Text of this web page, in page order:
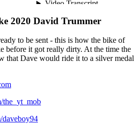
2020 David Trummer
to be sent - this is how the bike of
before it got really dirty. At the time the
that Dave would ride it to a silver medal
the_yt_mob
daveboy94